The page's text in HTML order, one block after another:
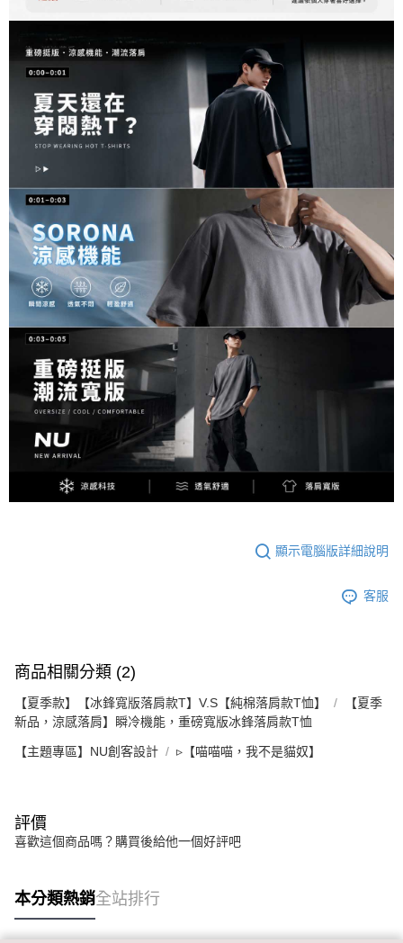
恩沛科技股份有限公司將有權停止該用戶之使用額度並採取法律行動。
顯示電腦版詳細說明
客服
商品相關分類 (2)
【夏季款】【冰鋒寬版落肩款T】V.S【純棉落肩款T恤】
【夏季
新品，涼感落肩】瞬冷機能，重磅寬版冰鋒落肩款T恤
【主題專區】NU創客設計 ▹【喵喵喵，我不是貓奴】
評價
喜歡這個商品嗎？購買後給他一個好評吧
本分類熱銷全站排行